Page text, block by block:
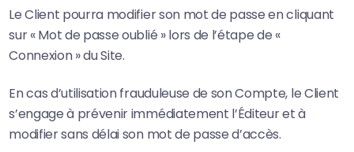
Le Client pourra modifier son mot de passe en cliquant
sur « Mot de passe oublié » lors de l’étape de «
Connexion » du Site.
En cas d’utilisation frauduleuse de son Compte, le Client
s’engage à prévenir immédiatement l’Éditeur et à
modifier sans délai son mot de passe d’accès.